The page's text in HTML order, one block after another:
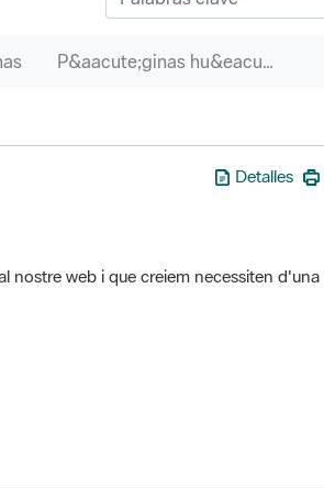
P&aacute;ginas hu&eacute;rfanas
Detalles
nostre web i que creiem necessiten d'una